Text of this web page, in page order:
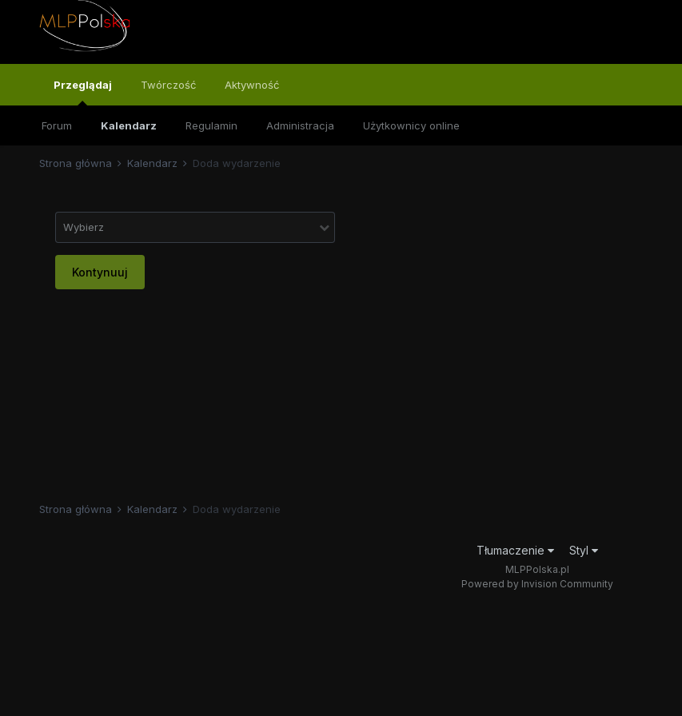
Przeglądaj
Forum Kalendarz Regulamin Administracja Użytkownicy online
Twórczość Aktywność
Strona główna Kalendarz Doda wydarzenie
Wybierz
Kontynuuj
Strona główna Kalendarz Doda wydarzenie
Tłumaczenie Styl
MLPPolska.pl
Powered by Invision Community